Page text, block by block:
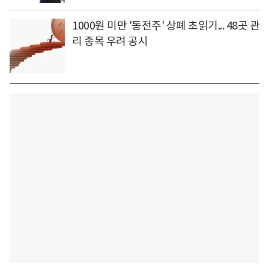
1000원 미만 '동전주' 상폐 초읽기... 48곳 관
리 종목 우려 공시